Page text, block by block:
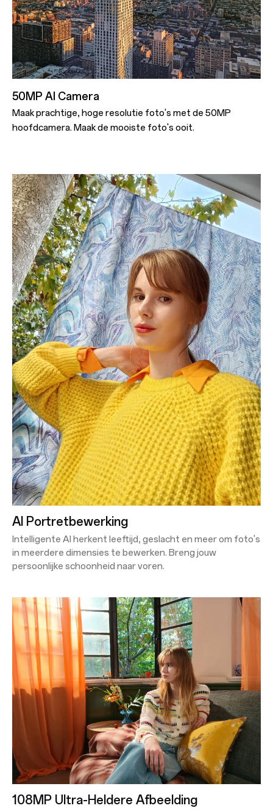
50MP AI Camera
Maak prachtige, hoge resolutie foto's met de 50MP
hoofdcamera. Maak de mooiste foto's ooit.
AI Portretbewerking
Intelligente AI herkent leeftijd, geslacht en meer om foto's
in meerdere dimensies te bewerken. Breng jouw
persoonlijke schoonheid naar voren.
108MP Ultra-Heldere Afbeelding